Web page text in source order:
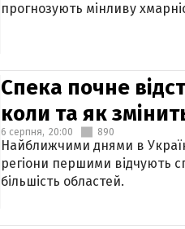
прогнозують мінливу
Спека почне
коли та як
6 серпня, 20:00 890
Найближчими днями в
регіони першими відчують
більшість областей.